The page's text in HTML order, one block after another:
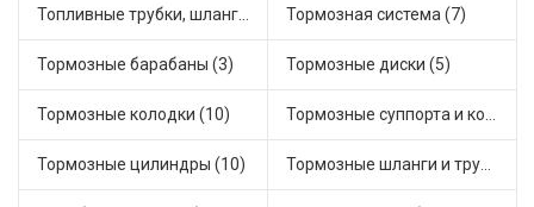
Топливные трубки, шланги, магистрали и рампы (2) Тормозная система (7)
Тормозные барабаны (3) Тормозные диски (5)
Тормозные колодки (10) Тормозные суппорта и комплектующие (2)
Тормозные цилиндры (10) Тормозные шланги и трубки (10)